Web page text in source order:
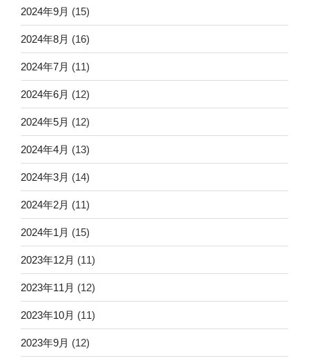
2024年9月 (15)
2024年8月 (16)
2024年7月 (11)
2024年6月 (12)
2024年5月 (12)
2024年4月 (13)
2024年3月 (14)
2024年2月 (11)
2024年1月 (15)
2023年12月 (11)
2023年11月 (12)
2023年10月 (11)
2023年9月 (12)